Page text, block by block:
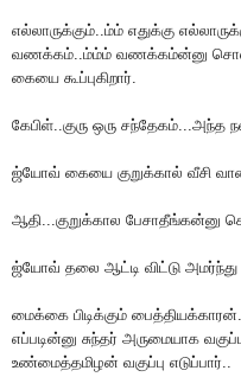
எல்லாருக்கும்..ம்ம் எதுக்கு
வணக்கம்..ம்ம்ம் வணக்கம்ன்னு
கையை கூப்புகிறார்.
கேபிள்..குரு ஒரு சந்தேகம்...அந்த
ஜ்யோவ் கையை குறுக்கால் வீசி
ஆதி...குறுக்கால பேசாதீங்கன்னு
ஜ்யோவ் தலை ஆட்டி விட்டு அமர்ந்து
மைக்கை பிடிக்கும்
எப்படின்னு சுந்தர் அருமையாக
உண்மைத்தமிழன் வகுப்பு எடுப்பார்..